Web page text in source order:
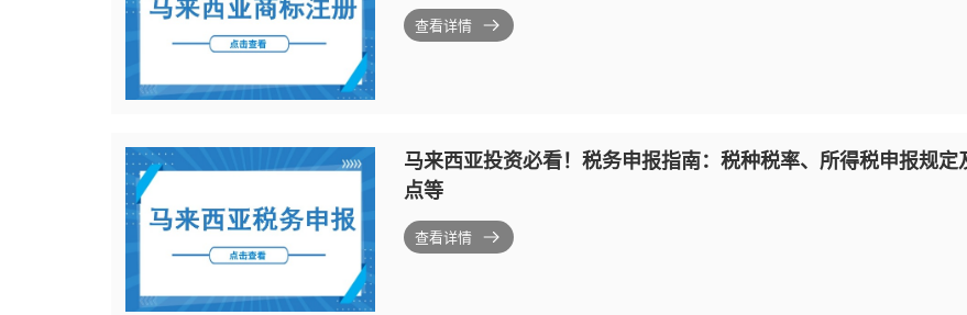
查看详情
马来西亚投资必看！税务申报指南：税种税率、所得税申报规定
点等
查看详情